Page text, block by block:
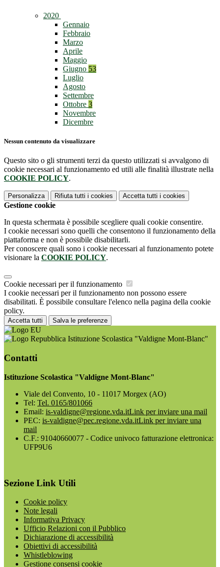
2020
Gennaio
Febbraio
Marzo
Aprile
Maggio
Giugno 53
Luglio
Agosto
Settembre
Ottobre 3
Novembre
Dicembre
Nessun contenuto da visualizzare
Questo sito o gli strumenti terzi da questo utilizzati si avvalgono di
cookie necessari al funzionamento ed utili alle finalità illustrate nella
COOKIE POLICY.
Personalizza Rifiuta tutti i cookies Accetta tutti i cookies
Gestione cookie
In questa schermata è possibile scegliere quali cookie consentire.
I cookie necessari sono quelli che consentono il funzionamento della
piattaforma e non è possibile disabilitarli.
Per conoscere quali sono i cookie necessari al funzionamento potete
visionare la COOKIE POLICY.
Cookie necessari per il funzionamento
I cookie necessari per il funzionamento non possono essere
disabilitati. È possibile consultare l'elenco nella pagina della cookie
policy.
Accetta tutti Salva le preferenze
Istituzione Scolastica "Valdigne Mont-Blanc"
Contatti
Istituzione Scolastica "Valdigne Mont-Blanc"
Viale del Convento, 10 - 11017 Morgex (AO)
Tel: Tel. 0165/801066
Email: is-valdigne@regione.vda.itLink per inviare una mail
PEC: is-valdigne@pec.regione.vda.itLink per inviare una
mail
C.F.: 91040660077 - Codice univoco fatturazione elettronica:
UFP9U6
Sezione Link Utili
Cookie policy
Note legali
Informativa Privacy
Ufficio Relazioni con il Pubblico
Dichiarazione di accessibilità
Obiettivi di accessibilità
Whistleblowing
Gestione consensi cookie